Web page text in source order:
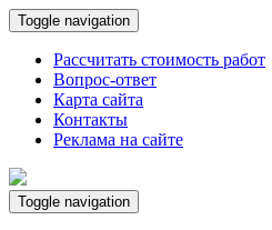
Toggle navigation
Рассчитать стоимость работ
Вопрос-ответ
Карта сайта
Контакты
Реклама на сайте
Toggle navigation